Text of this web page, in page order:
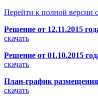
Перейти к полной версии
Решение от 12.11.2015
скачать
Решение от 01.10.2015
скачать
План-график размещения
скачать